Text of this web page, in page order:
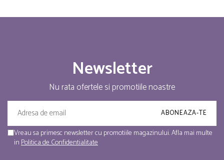
Newsletter
Nu rata ofertele si promotiile noastre
Vreau sa primesc newsletter cu promotiile magazinului. Afla mai multe
inPolitica de Confidentialitate